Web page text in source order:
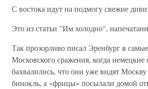
С востока идут на подмогу свежие
Это из статьи "Им холодно",
Так прозорливо писал Эренбург в
Московского сражения, когда
бахвалились, что они уже видят
бинокль, а «фрицы» посылали домой